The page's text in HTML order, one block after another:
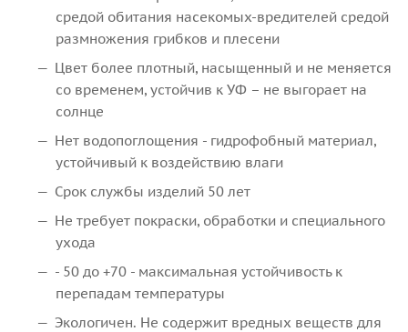
средой обитания насекомых-вредителей средой
размножения грибков и плесени
Цвет более плотный, насыщенный и не меняется
со временем, устойчив к УФ – не выгорает на
солнце
Нет водопоглощения - гидрофобный материал,
устойчивый к воздействию влаги
Срок службы изделий 50 лет
Не требует покраски, обработки и специального
ухода
- 50 до +70 - максимальная устойчивость к
перепадам температуры
Экологичен. Не содержит вредных веществ для